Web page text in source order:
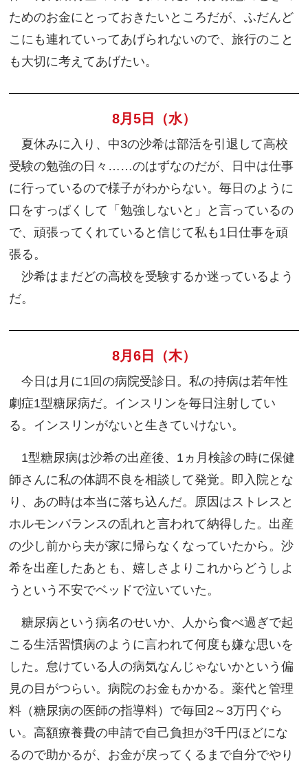
ためのお金にとっておきたいところだが、ふだんど
こにも連れていってあげられないので、旅行のこと
も大切に考えてあげたい。
8月5日（水）
夏休みに入り、中3の沙希は部活を引退して高校
受験の勉強の日々……のはずなのだが、日中は仕事
に行っているので様子がわからない。毎日のように
口をすっぱくして「勉強しないと」と言っているの
で、頑張ってくれていると信じて私も1日仕事を頑
張る。
沙希はまだどの高校を受験するか迷っているよう
だ。
8月6日（木）
今日は月に1回の病院受診日。私の持病は若年性
劇症1型糖尿病だ。インスリンを毎日注射してい
る。インスリンがないと生きていけない。
1型糖尿病は沙希の出産後、1ヵ月検診の時に保健
師さんに私の体調不良を相談して発覚。即入院とな
り、あの時は本当に落ち込んだ。原因はストレスと
ホルモンバランスの乱れと言われて納得した。出産
の少し前から夫が家に帰らなくなっていたから。沙
希を出産したあとも、嬉しさよりこれからどうしよ
うという不安でベッドで泣いていた。
糖尿病という病名のせいか、人から食べ過ぎで起
こる生活習慣病のように言われて何度も嫌な思いを
した。怠けている人の病気なんじゃないかという偏
見の目がつらい。病院のお金もかかる。薬代と管理
料（糖尿病の医師の指導料）で毎回2～3万円ぐら
い。高額療養費の申請で自己負担が3千円ほどにな
るので助かるが、お金が戻ってくるまで自分でやり